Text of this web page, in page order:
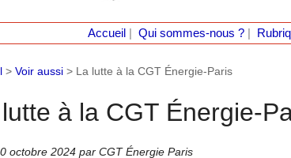
Accueil Qui sommes-nous ?|
> Voir aussi > La lutte à la CGT Énergie-Paris
à la CGT Énergie-
octobre 2024 par CGT Énergie Paris